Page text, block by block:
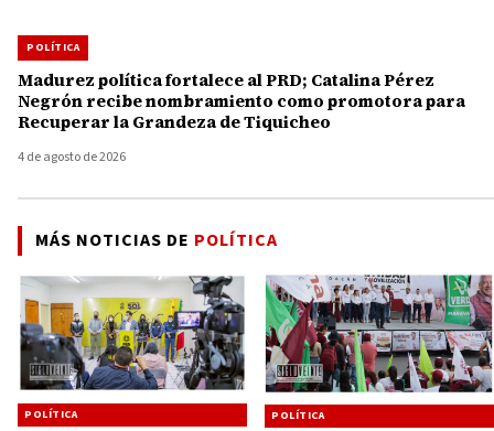
POLÍTICA
Madurez política fortalece al PRD; Catalina Pérez
Negrón recibe nombramiento como promotora para
Recuperar la Grandeza de Tiquicheo
4 de agosto de 2026
MÁS NOTICIAS DE POLÍTICA
POLÍTICA POLÍTICA